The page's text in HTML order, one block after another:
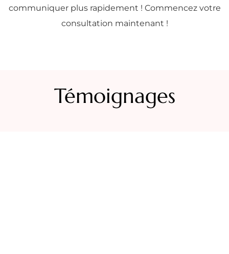
communiquer plus rapidement ! Commencez votre
consultation maintenant !
Témoignages